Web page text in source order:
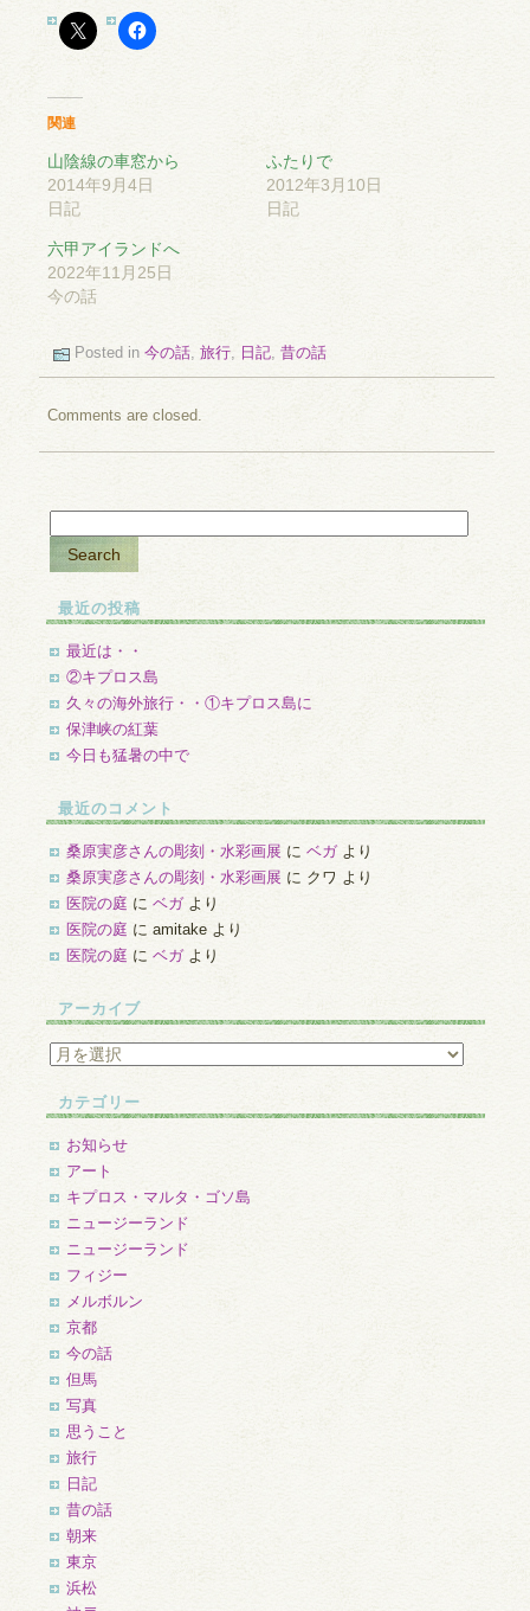
関連
山陰線の車窓から
2014年9月4日
日記
ふたりで
2012年3月10日
日記
六甲アイランドへ
2022年11月25日
今の話
Posted in 今の話, 旅行, 日記, 昔の話
Comments are closed.
最近の投稿
最近は・・
②キプロス島
久々の海外旅行・・①キプロス島に
保津峡の紅葉
今日も猛暑の中で
最近のコメント
桑原実彦さんの彫刻・水彩画展 に ベガより
桑原実彦さんの彫刻・水彩画展 に クワ より
医院の庭 に ベガより
医院の庭 に amitakeより
医院の庭 に ベガより
アーカイブ
ア
カ
イ
ブ
カテゴリー
お知らせ
アート
キプロス・マルタ・ゴソ島
ニュージーランド
ニュージーランド
フィジー
メルボルン
京都
今の話
但馬
写真
思うこと
旅行
日記
昔の話
朝来
東京
浜松